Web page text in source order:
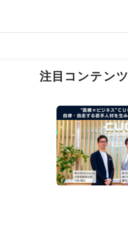
注目コンテンツ